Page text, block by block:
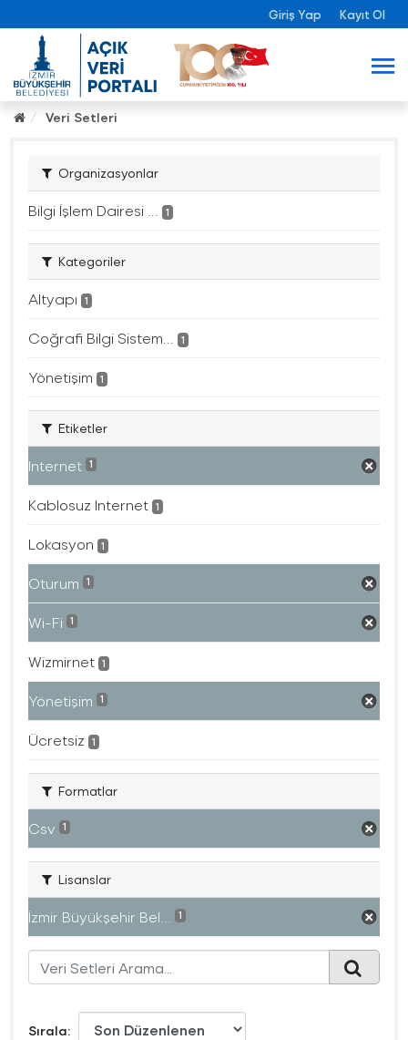
Giriş Yap Kayıt Ol
Veri Setleri
Organizasyonlar
Bilgi İşlem Dairesi ... 1
Kategoriler
Altyapı 1
Coğrafi Bilgi Sistem... 1
Yönetişim 1
Etiketler
Internet 1
Kablosuz Internet 1
Lokasyon 1
Oturum 1
Wi-Fi 1
Wizmirnet 1
Yönetişim 1
Ücretsiz 1
Formatlar
Csv 1
Lisanslar
İzmir Büyükşehir Bel... 1
Sırala